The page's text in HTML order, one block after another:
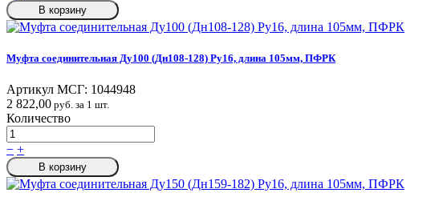
В корзину
Муфта соединительная Ду100 (Дн108-128) Ру16, длина 105мм, ПФРК
Артикул МСГ: 1044948
2 822,00 руб. за 1 шт.
Количество
− +
В корзину